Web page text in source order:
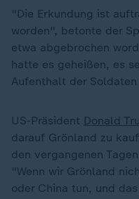
"Die Erkundung ist
worden", betonte der
etwa abgebrochen
hatte es geheißen, es
Aufenthalt der
US-Präsident Donald
darauf Grönland zu
den vergangenen
"Wenn wir Grönland
oder China tun, und